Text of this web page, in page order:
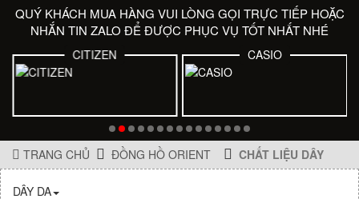
QUÝ KHÁCH MUA HÀNG VUI LÒNG GỌI TRỰC TIẾP HOẶC
NHẮN TIN ZALO ĐỂ ĐƯỢC PHỤC VỤ TỐT NHẤT NHÉ
CITIZEN CASIO
TRANG CHỦ ĐỒNG HỒ ORIENT CHẤT LIỆU DÂY
DÂY DA